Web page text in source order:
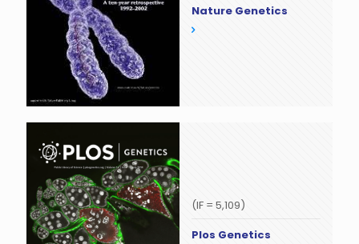
Nature Genetics
(IF = 5,109)
Plos Genetics